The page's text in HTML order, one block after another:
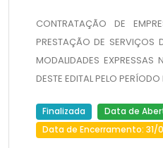
CONTRATAÇÃO DE
PRESTAÇÃO DE SERVIÇOS
MODALIDADES EXPRESSAS
DESTE EDITAL PELO
Finalizada
Data de
Data de Encerramento: 31/